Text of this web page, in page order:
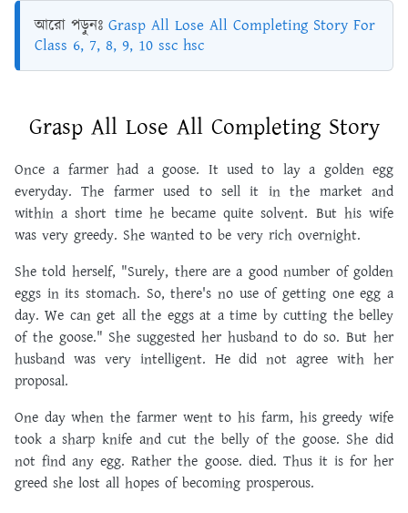
আরো পড়ুনঃ Grasp All Lose All Completing Story For
Class 6, 7, 8, 9, 10 ssc hsc
Grasp All Lose All Completing Story
Once a farmer had a goose. It used to lay a golden egg
everyday. The farmer used to sell it in the market and
within a short time he became quite solvent. But his wife
was very greedy. She wanted to be very rich overnight.
She told herself, "Surely, there are a good number of golden
eggs in its stomach. So, there's no use of getting one egg a
day. We can get all the eggs at a time by cutting the belley
of the goose." She suggested her husband to do so. But her
husband was very intelligent. He did not agree with her
proposal.
One day when the farmer went to his farm, his greedy wife
took a sharp knife and cut the belly of the goose. She did
not find any egg. Rather the goose. died. Thus it is for her
greed she lost all hopes of becoming prosperous.